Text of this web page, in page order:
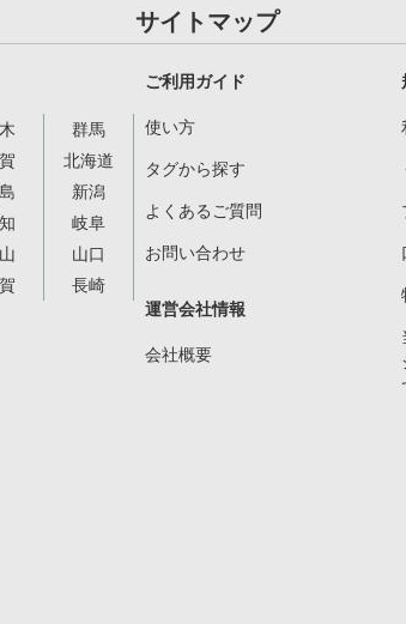
群馬
北海道
新潟
岐阜
山口
長崎
サイトマップ
ご利用ガイド
使い方
タグから探す
よくあるご質問
お問い合わせ
運営会社情報
会社概要